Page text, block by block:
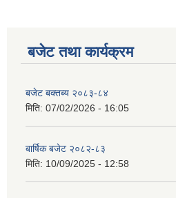
बजेट तथा कार्यक्रम
बजेट बक्तब्य २०८३-८४
मिति: 07/02/2026 - 16:05
बार्षिक बजेट २०८२-८३
मिति: 10/09/2025 - 12:58